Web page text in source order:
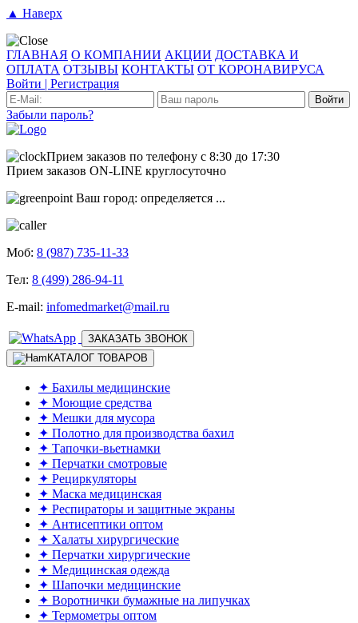
▲ Наверх
ГЛАВНАЯ О КОМПАНИИ АКЦИИ ДОСТАВКА И
ОПЛАТА ОТЗЫВЫ КОНТАКТЫ ОТ КОРОНАВИРУСА
Войти | Регистрация
Войти
Забыли пароль?
Прием заказов по телефону с 8:30 до 17:30
Прием заказов ON-LINE круглосуточно
Ваш город: определяется ...
Моб: 8 (987) 735-11-33
Тел: 8 (499) 286-94-11
E-mail: infomedmarket@mail.ru
ЗАКАЗАТЬ ЗВОНОК
КАТАЛОГ ТОВАРОВ
✦ Бахилы медицинские
✦ Моющие средства
✦ Мешки для мусора
✦ Полотно для производства бахил
✦ Тапочки-вьетнамки
✦ Перчатки смотровые
✦ Рециркуляторы
✦ Маска медицинская
✦ Респираторы и защитные экраны
✦ Антисептики оптом
✦ Халаты хирургические
✦ Перчатки хирургические
✦ Медицинская одежда
✦ Шапочки медицинские
✦ Воротнички бумажные на липучках
✦ Термометры оптом